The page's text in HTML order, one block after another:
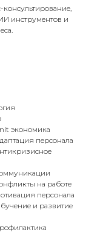
консультирование,
инструментов и
экономика
персонала
на работе
персонала
и развитие